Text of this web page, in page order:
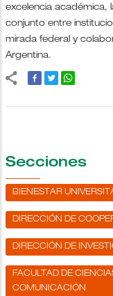
excelencia académica,
conjunto entre
mirada federal y
Argentina.
Secciones
BIENESTAR
DIRECCIÓN DE
DIRECCIÓN DE
FACULTAD DE
COMUNICACIÓN